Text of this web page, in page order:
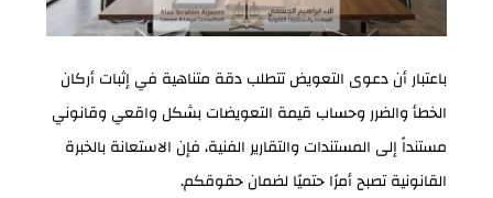
باعتبار أن دعوى التعويض تتطلب دقة متناهية في إثبات أركان
الخطأ والضرر وحساب قيمة التعويضات بشكل واقعي وقانوني
مستنداً إلى المستندات والتقارير الفنية، فإن الاستعانة بالخبرة
القانونية تصبح أمرًا حتميًا لضمان حقوقكم.